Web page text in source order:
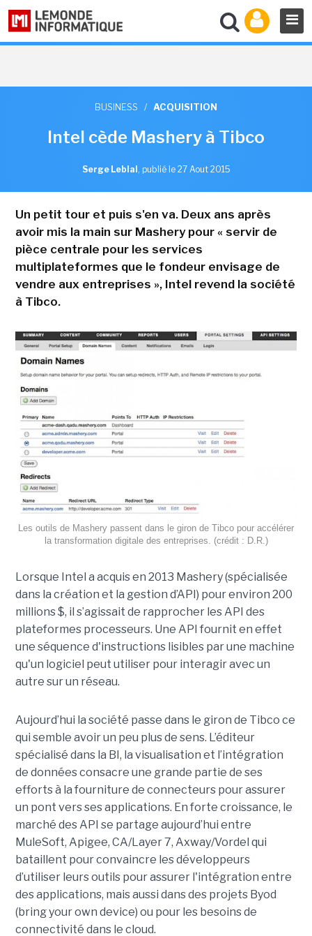
BUSINESS / ACQUISITION
Intel cède Mashery à Tibco
Serge Leblal , publié le 27 Aout 2015
Un petit tour et puis s'en va. Deux ans après
avoir mis la main sur Mashery pour « servir de
pièce centrale pour les services
multiplateformes que le fondeur envisage de
vendre aux entreprises », Intel revend la société
à Tibco.
Les outils de Mashery passent dans le giron de Tibco pour accélérer
la transformation digitale des entreprises. (crédit : D.R.)
Lorsque Intel a acquis en 2013 Mashery (spécialisée
dans la création et la gestion d’API) pour environ 200
millions $, il s’agissait de rapprocher les API des
plateformes processeurs. Une API fournit en effet
une séquence d'instructions lisibles par une machine
qu'un logiciel peut utiliser pour interagir avec un
autre sur un réseau.
Aujourd’hui la société passe dans le giron de Tibco ce
qui semble avoir un peu plus de sens. L’éditeur
spécialisé dans la BI, la visualisation et l’intégration
de données consacre une grande partie de ses
efforts à la fourniture de connecteurs pour assurer
un pont vers ses applications. En forte croissance, le
marché des API se partage aujourd’hui entre
MuleSoft, Apigee, CA/Layer 7, Axway/Vordel qui
bataillent pour convaincre les développeurs
d’utiliser leurs outils pour assurer l'intégration entre
des applications, mais aussi dans des projets Byod
(bring your own device) ou pour les besoins de
connectivité dans le cloud.